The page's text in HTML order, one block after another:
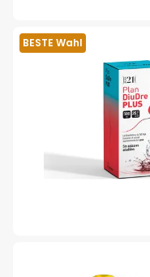
BESTE Wahl